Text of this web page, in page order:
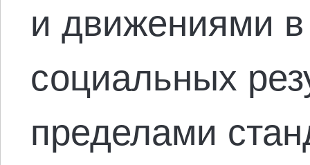
и движениями в
социальных
пределами